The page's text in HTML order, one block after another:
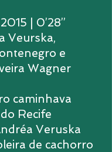
| 0’28’’
Veurska,
e
Wagner
caminhava
Recife
Veruska
de cachorro